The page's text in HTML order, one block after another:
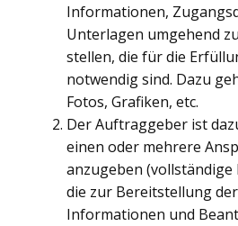
Informationen,
Unterlagen umgehend
stellen, die für die
notwendig sind. Dazu
Fotos, Grafiken, etc.
Der Auftraggeber ist
einen oder mehrere
anzugeben (vollständige
die zur Bereitstellung
Informationen und